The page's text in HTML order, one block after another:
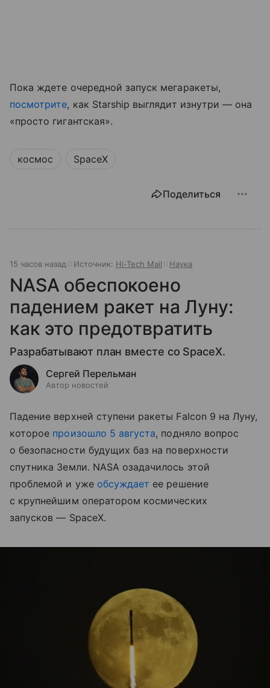
Пока ждете очередной запуск мегаракеты,
посмотрите, как Starship выглядит изнутри — она
«просто гигантская».
космос SpaceX
Поделиться
15 часов назад Источник: Hi-Tech Mail Наука
NASA обеспокоено
падением ракет на Луну:
как это предотвратить
Разрабатывают план вместе со SpaceX.
Сергей Перельман
Автор новостей
Падение верхней ступени ракеты Falcon 9 на Луну,
которое произошло 5 августа, подняло вопрос
о безопасности будущих баз на поверхности
спутника Земли. NASA озадачилось этой
проблемой и уже обсуждает ее решение
с крупнейшим оператором космических
запусков — SpaceX.